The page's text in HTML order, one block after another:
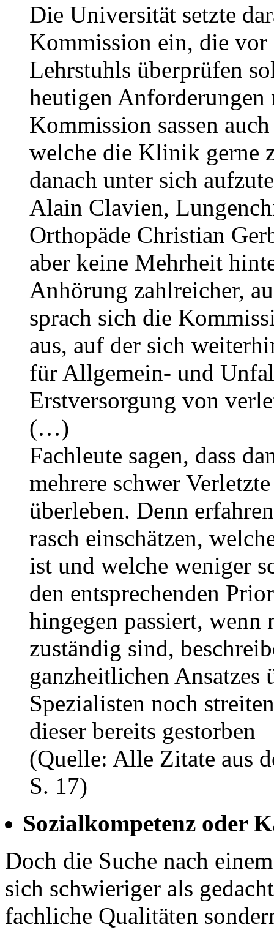
Die Universität setzte
Kommission ein, die vor
Lehrstuhls überprüfen
heutigen Anforderungen
Kommission sassen
welche die Klinik gerne
danach unter sich
Alain Clavien,
Orthopäde Christian
aber keine Mehrheit
Anhörung zahlreicher,
sprach sich die
aus, auf der sich
für Allgemein- und
Erstversorgung von
(…)
Fachleute sagen, dass
mehrere schwer
überleben. Denn
rasch einschätzen,
ist und welche weniger
den entsprechenden
hingegen passiert, wenn
zuständig sind,
ganzheitlichen Ansatzes
Spezialisten noch
dieser bereits gestorben
(Quelle: Alle Zitate aus
S. 17)
Sozialkompetenz oder
Doch die Suche nach
sich schwieriger als
fachliche Qualitäten